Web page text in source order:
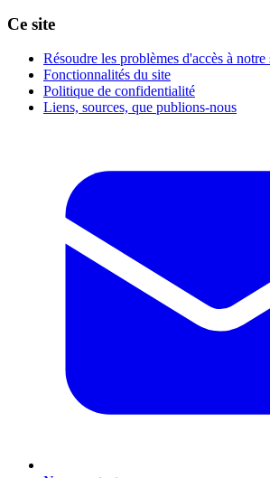
Ce site
Résoudre les problèmes d'accès à notre
Fonctionnalités du site
Politique de confidentialité
Liens, sources, que publions-nous